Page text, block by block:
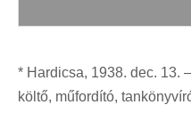
* Hardicsa, 1938. dec. 13.
költő, műfordító,